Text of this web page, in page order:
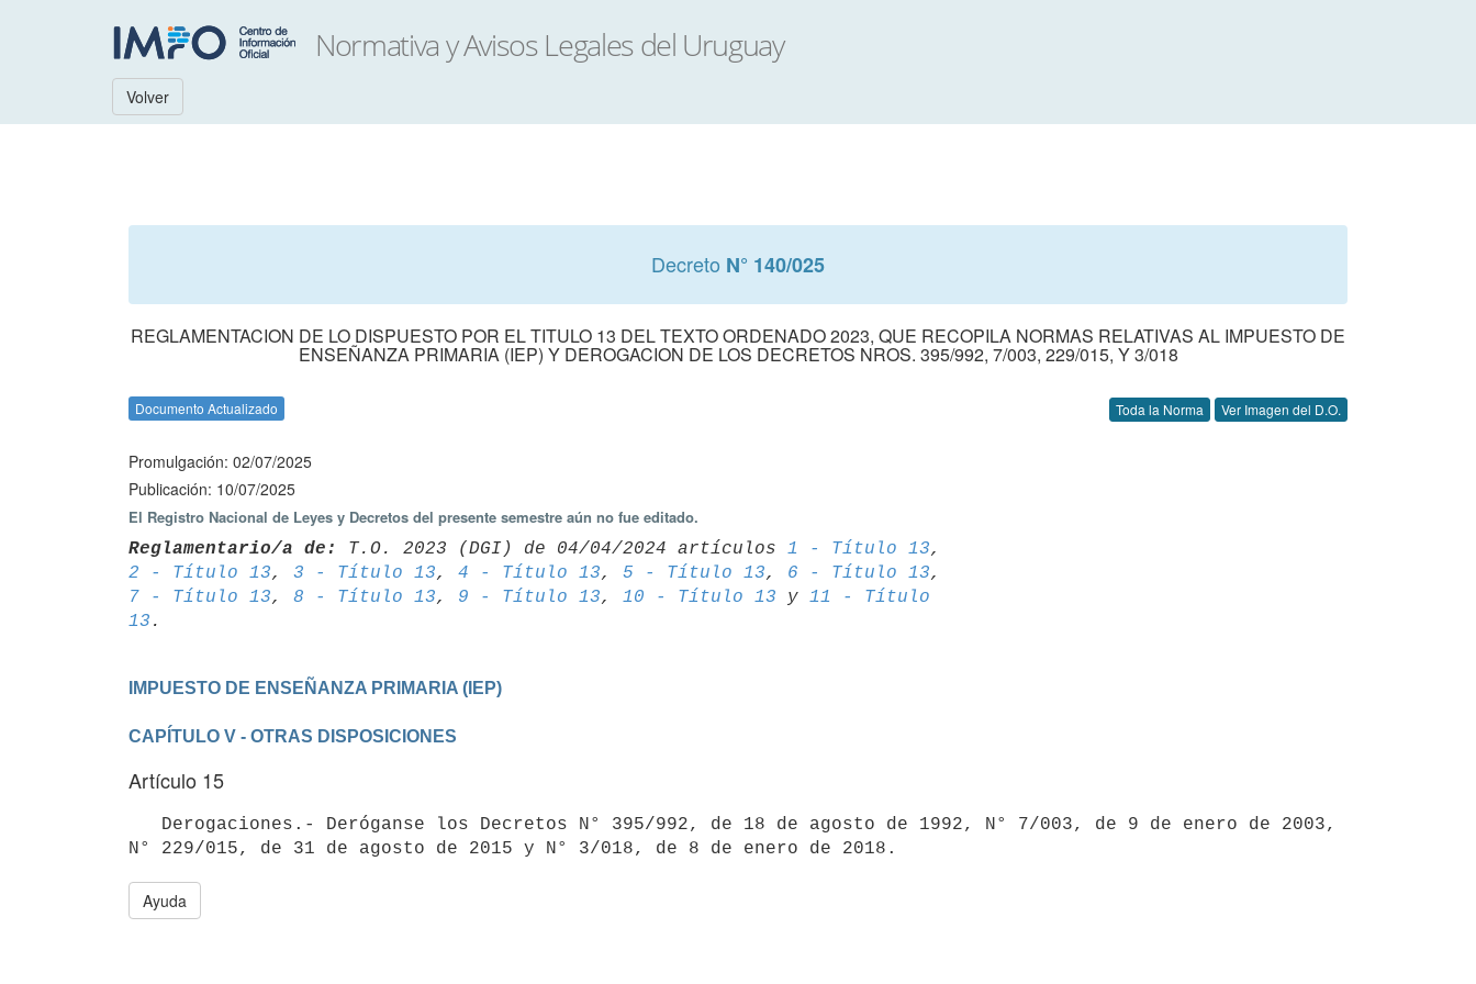
Volver
Decreto N° 140/025
REGLAMENTACION DE LO DISPUESTO POR EL TITULO 13 DEL TEXTO ORDENADO 2023, QUE RECOPILA NORMAS RELATIVAS AL IMPUESTO DE
ENSEÑANZA PRIMARIA (IEP) Y DEROGACION DE LOS DECRETOS NROS. 395/992, 7/003, 229/015, Y 3/018
Documento Actualizado Toda la Norma Ver Imagen del D.O.
Promulgación: 02/07/2025
Publicación: 10/07/2025
El Registro Nacional de Leyes y Decretos del presente semestre aún no fue editado.
Reglamentario/a de: T.O. 2023 (DGI) de 04/04/2024 artículos 1 - Título 13
2 - Título 13, 3 - Título 13, 4 - Título 13, 5 - Título 13, 6 - Título 13
7 - Título 13, 8 - Título 13, 9 - Título 13, 10 - Título 13 y 11 - Título
13
CAPÍTULO V - OTRAS DISPOSICIONES
Artículo 15
Ayuda